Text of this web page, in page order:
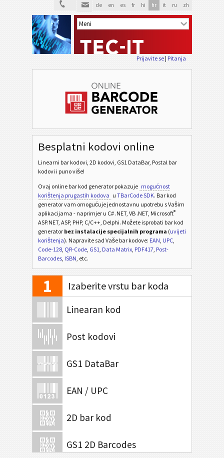
de en es fr hi hr it ru zh
Prijavite se| Pitanja
Besplatni kodovi online
Linearni bar kodovi, 2D kodovi, GS1 DataBar, Postal bar
kodovi i puno više!
Ovaj online bar kod generator pokazuje mogućnost
korištenja prugastih kodova u TBarCode SDK. Bar kod
generator vam omogućuje jednostavnu upotrebu s Vašim
aplikacijama - naprimjer u C# .NET, VB .NET, Microsoft®
ASP.NET, ASP, PHP, C/C++, Delphi. Možete isprobati bar kod
generator bez instalacije specijalnih programa (uvijeti
korištenja). Napravite sad Vaše bar kodove: EAN, UPC,
Code-128, QR-Code, GS1, Data Matrix, PDF417, Post-
Barcodes, ISBN, etc.
1 Izaberite vrstu bar koda
Linearan kod
Post kodovi
GS1 DataBar
EAN / UPC
2D bar kod
GS1 2D Barcodes